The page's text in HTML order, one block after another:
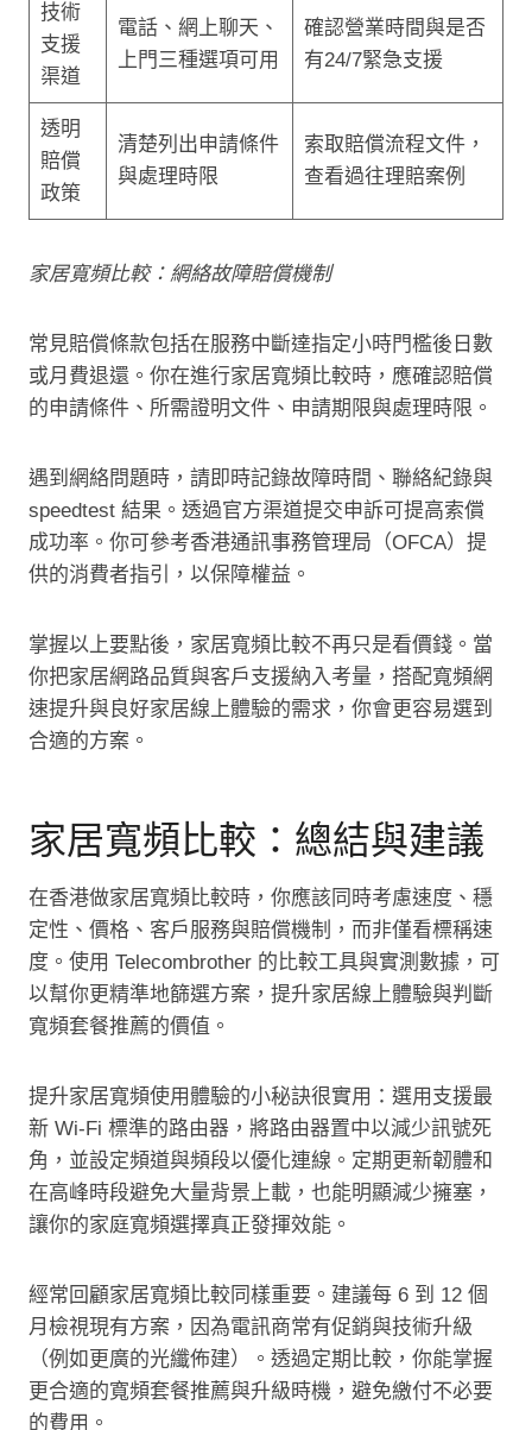
技術
支援
渠道
電話、網上聊天、
上門三種選項可用
確認營業時間與是否
有24/7緊急支援
透明
賠償
政策
清楚列出申請條件
與處理時限
索取賠償流程文件，
查看過往理賠案例
家居寬頻比較：網絡故障賠償機制
常見賠償條款包括在服務中斷達指定小時門檻後日數
或月費退還。你在進行家居寬頻比較時，應確認賠償
的申請條件、所需證明文件、申請期限與處理時限。
遇到網絡問題時，請即時記錄故障時間、聯絡紀錄與
speedtest 結果。透過官方渠道提交申訴可提高索償
成功率。你可參考香港通訊事務管理局（OFCA）提
供的消費者指引，以保障權益。
掌握以上要點後，家居寬頻比較不再只是看價錢。當
你把家居網路品質與客戶支援納入考量，搭配寬頻網
速提升與良好家居線上體驗的需求，你會更容易選到
合適的方案。
家居寬頻比較：總結與建議
在香港做家居寬頻比較時，你應該同時考慮速度、穩
定性、價格、客戶服務與賠償機制，而非僅看標稱速
度。使用 Telecombrother 的比較工具與實測數據，可
以幫你更精準地篩選方案，提升家居線上體驗與判斷
寬頻套餐推薦的價值。
提升家居寬頻使用體驗的小秘訣很實用：選用支援最
新 Wi‑Fi 標準的路由器，將路由器置中以減少訊號死
角，並設定頻道與頻段以優化連線。定期更新韌體和
在高峰時段避免大量背景上載，也能明顯減少擁塞，
讓你的家庭寬頻選擇真正發揮效能。
經常回顧家居寬頻比較同樣重要。建議每 6 到 12 個
月檢視現有方案，因為電訊商常有促銷與技術升級
（例如更廣的光纖佈建）。透過定期比較，你能掌握
更合適的寬頻套餐推薦與升級時機，避免繳付不必要
的費用。